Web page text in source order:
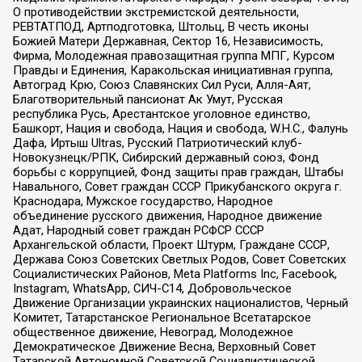
О противодействии экстремистской деятельности,
РЕВТАТПОД, Артподготовка, Штольц, В честь иконы
Божией Матери Державная, Сектор 16, Независимость,
Фирма, Молодежная правозащитная группа МПГ, Курсом
Правды и Единения, Каракольская инициативная группа,
Автоград Крю, Союз Славянских Сил Руси, Алля-Аят,
Благотворительный пансионат Ак Умут, Русская
республика Русь, Арестантское уголовное единство,
Башкорт, Нация и свобода, Нация и свобода, W.H.С., Фалунь
Дафа, Иртыш Ultras, Русский Патриотический клуб-
Новокузнецк/РПК, Сибирский державный союз, Фонд
борьбы с коррупцией, Фонд защиты прав граждан, Штабы
Навального, Совет граждан СССР Прикубанского округа г.
Краснодара, Мужское государство, Народное
объединение русского движения, Народное движение
Адат, Народный совет граждан РСФСР СССР
Архангельской области, Проект Штурм, Граждане СССР,
Держава Союз Советских Светлых Родов, Совет Советских
Социалистических Районов, Meta Platforms Inc, Facebook,
Instagram, WhatsApp, СИЧ-С14, Добровольческое
Движение Организации украинских националистов, Черный
Комитет, Татарстанское Региональное Всетатарское
общественное движение, Невоград, Молодежное
Демократическое Движение Весна, Верховный Совет